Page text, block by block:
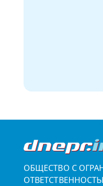
ОБЩЕСТВО С